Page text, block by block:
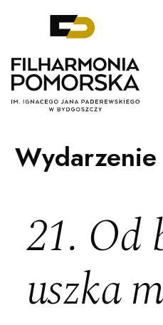
Filharmonia
Wydarzenie
21. Od
uszka